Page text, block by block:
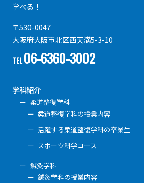
学べる！
〒530-0047
大阪府大阪市北区西天満5-3-10
TEL06-6360-3002
学科紹介
柔道整復学科
柔道整復学科の授業内容
活躍する柔道整復学科の卒業生
スポーツ科学コース
鍼灸学科
鍼灸学科の授業内容